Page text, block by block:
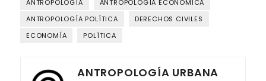
ANTROPOLOGÍA
ANTROPOLOGÍA ECONÓMICA
ANTROPOLOGÍA POLÍTICA
DERECHOS CIVILES
ECONOMÍA
POLÍTICA
ANTROPOLOGÍA URBANA